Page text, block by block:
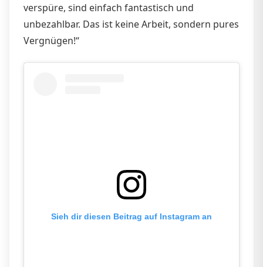
verspüre, sind einfach fantastisch und
unbezahlbar. Das ist keine Arbeit, sondern pures
Vergnügen!“
Sieh dir diesen Beitrag auf Instagram an